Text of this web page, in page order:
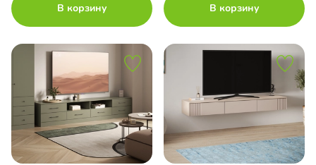
В корзину В корзину